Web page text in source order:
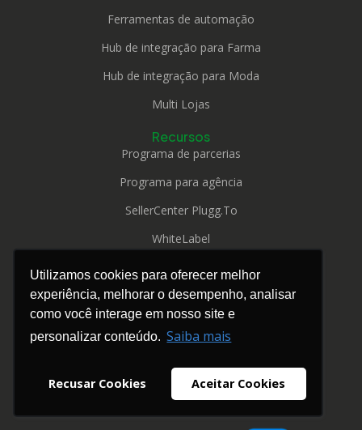
Utilizamos cookies para oferecer melhor
experiência, melhorar o desempenho, analisar
como você interage em nosso site e
personalizar conteúdo. Saiba mais
Recusar Cookies Aceitar Cookies
Ferramentas de automação
Hub de integração para Farma
Hub de integração para Moda
Multi Lojas
Recursos
Programa de parcerias
Programa para agência
SellerCenter Plugg.To
WhiteLabel
Roadmap
Conteúdos
Blog
Materiais ricos
Ferramentas